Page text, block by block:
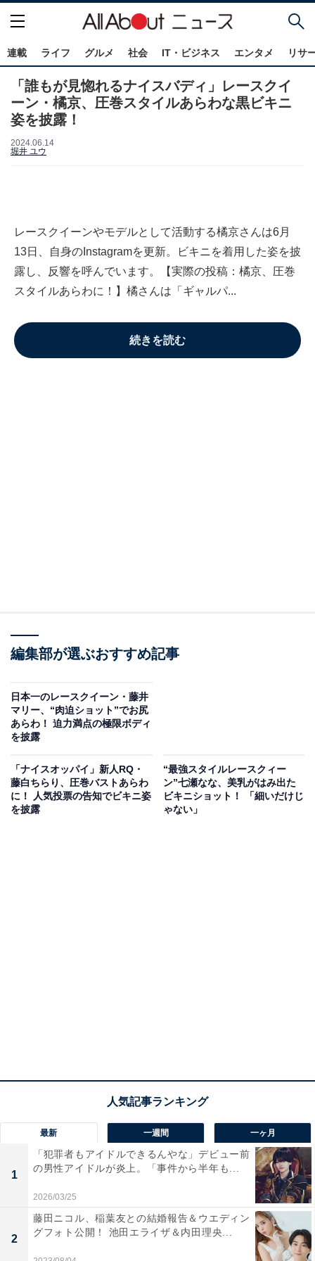
連載 ライフ グルメ 社会 IT・ビジネス エンタメ リサ
「誰もが見惚れるナイスバディ」レースクイ
ーン・橘京、圧巻スタイルあらわな黒ビキニ
姿を披露！
2024.06.14
堀井 ユウ
レースクイーンやモデルとして活動する橘京さんは6月
13日、自身のInstagramを更新。ビキニを着用した姿を披
露し、反響を呼んでいます。【実際の投稿：橘京、圧巻
スタイルあらわに！】橘さんは「ギャルパ...
続きを読む
編集部が選ぶおすすめ記事
日本一のレースクイーン・藤井
マリー、“肉迫ショット”でお尻
あらわ！ 迫力満点の極限ボディ
を披露
「ナイスオッパイ」新人RQ・
藤白ちらり、圧巻バストあらわ
に！ 人気投票の告知でビキニ姿
を披露
“最強スタイルレースクィー
ン”七瀬なな、美乳がはみ出た
ビキニショット！ 「細いだけじ
ゃない」
最新 一週間 一ヶ月
1
「犯罪者もアイドルできるんやな」デビュー前
の男性アイドルが炎上。「事件から半年も...
2026/03/25
2
藤田ニコル、稲葉友との結婚報告＆ウエディン
グフォト公開！ 池田エライザ＆内田理央...